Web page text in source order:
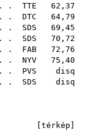
. TTE 62,37
. DTC 64,79
. SDS 69,45
. SDS 70,72
. FAB 72,76
. NYV 75,40
. PVS disq
. SDS disq
[ térkép